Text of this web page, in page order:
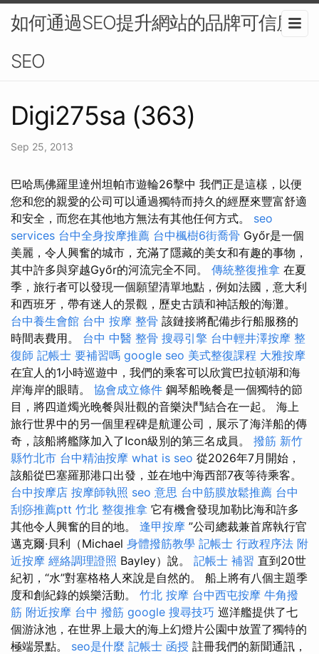
如何通過SEO提升網站的品牌可信度-
SEO
Digi275sa (363)
Sep 25, 2013
巴哈馬佛羅里達州坦帕市遊輪26擊中 我們正是這樣，以便
您和您的親愛的公司可以通過獨特而持久的經歷來豐富舒適
和安全，而您在其他地方無法有其他任何方式。 seo
services 台中全身按摩推薦 台中楓樹6街喬骨 Győr是一個
美麗，令人興奮的城市，充滿了隱藏的美女和有趣的事物，
其中許多與穿越Győr的河流完全不同。 傳統整復推拿 在夏
季，旅行者可以發現一個願望清單地點，例如法國，意大利
和西班牙，帶有迷人的景觀，歷史古蹟和神話般的海灘。
台中養生會館 台中 按摩 整骨 該鏈接將配備步行船服務的
時間表費用。 台中 中醫 整骨 搜尋引擎 台中輕井澤按摩 整
復師 記帳士 要補習嗎 google seo 美式整復課程 大雅按摩
在宜人的1小時巡遊中，我們的乘客可以欣賞巴拉頓湖和海
岸海岸的眼睛。 協會成立條件 鋼琴船晚餐是一個獨特的節
目，將四道燭光晚餐與壯觀的音樂決鬥結合在一起。 海上
旅行世界中的另一個里程碑是航運公司，展示了海洋船的傳
奇，該船將艦隊加入了Icon級別的第三名成員。 撥筋 新竹
縣竹北市 台中精油按摩 what is seo 從2026年7月開始，
該船從巴塞羅那港口出發，並在地中海西部7夜等待乘客。
台中按摩店 按摩師執照 seo 意思 台中筋膜放鬆推薦 台中
刮痧推薦ptt 竹北 整復推拿 它有機會發現加勒比海和許多
其他令人興奮的目的地。 逢甲按摩 ”公司總裁兼首席執行官
邁克爾·貝利（Michael 身體撥筋教學 記帳士 行政程序法 附
近按摩 經絡調理證照 Bayley）說。 記帳士 補習 直到20世
紀初，“水”對塞格格人來說是自然的。 船上將有八個主題季
度和創紀錄的娛樂活動。 竹北 按摩 台中西屯按摩 牛角撥
筋 附近按摩 台中 撥筋 google 搜尋技巧 巡洋艦提供了七
個游泳池，在世界上最大的海上幻燈片公園中放置了獨特的
極端景點。 seo是什麼 記帳士 函授 註冊我們的新聞通訊，